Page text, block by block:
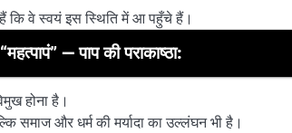
कि वे स्वयं इस स्थिति में आ पहुँचे हैं।
“महत्पापं” — पाप की पराकाष्ठा:
होना है।
समाज और धर्म की मर्यादा का उल्लंघन भी है।